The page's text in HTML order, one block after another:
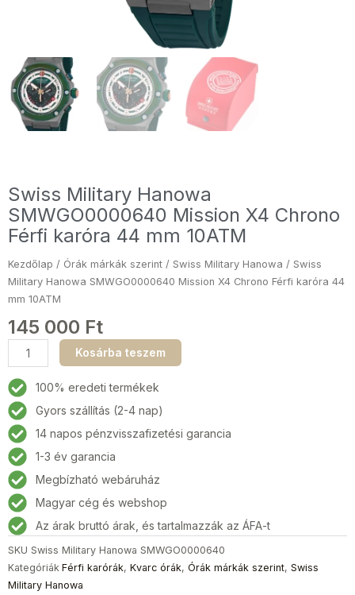
Swiss Military Hanowa
SMWGO0000640 Mission X4 Chrono
Férfi karóra 44 mm 10ATM
Kezdőlap / Órák márkák szerint / Swiss Military Hanowa / Swiss
Military Hanowa SMWGO0000640 Mission X4 Chrono Férfi karóra 44
mm 10ATM
145 000 Ft
Swiss
Military
Hanowa
SMWGO0000640
Mission
X4
Chrono
Férfi
karóra
44
mm
10ATM
mennyiség
Kosárba teszem
100% eredeti termékek
Gyors szállítás (2-4 nap)
14 napos pénzvisszafizetési garancia
1-3 év garancia
Megbízható webáruház
Magyar cég és webshop
Az árak bruttó árak, és tartalmazzák az ÁFA-t
SKU Swiss Military Hanowa SMWGO0000640
Kategóriák Férfi karórák, Kvarc órák, Órák márkák szerint, Swiss
Military Hanowa